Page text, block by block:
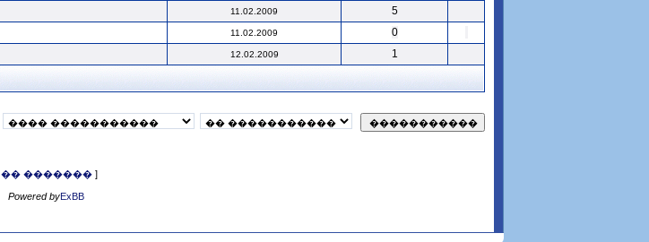
11.02.2009
5
11.02.2009
0
12.02.2009 1
�� �������]
Powered byExBB